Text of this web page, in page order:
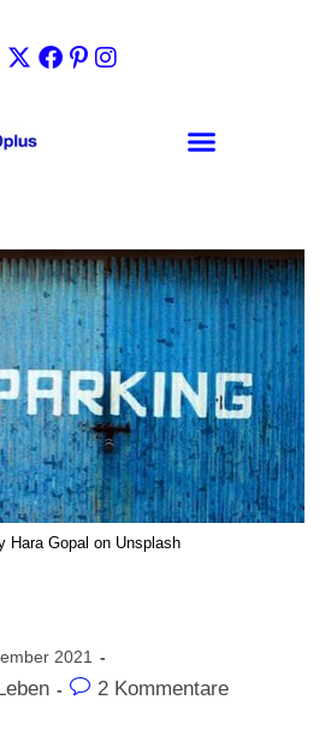
Hara Gopal on Unsplash
2021
2 Kommentare